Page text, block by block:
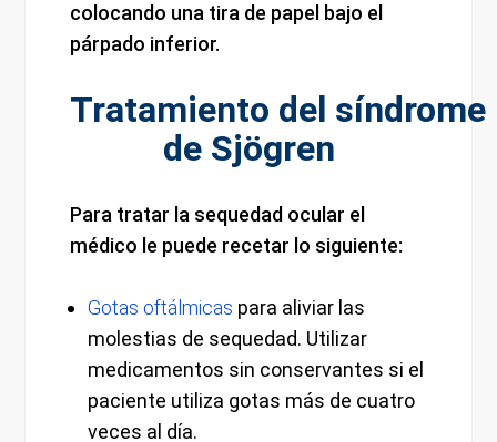
colocando una tira de papel bajo el
párpado inferior.
Tratamiento del síndrome
de Sjögren
Para tratar la sequedad ocular el
médico le puede recetar lo siguiente:
Gotas oftálmicas para aliviar las
molestias de sequedad. Utilizar
medicamentos sin conservantes si el
paciente utiliza gotas más de cuatro
veces al día.